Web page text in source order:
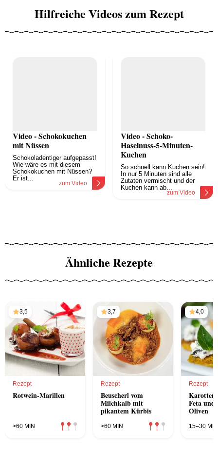
Hilfreiche Videos zum Rezept
Video - Schokokuchen
mit Nüssen
Schokoladentiger aufgepasst!
Wie wäre es mit diesem
Schokokuchen mit Nüssen?
Er ist...
zum Video
Video - Schoko-
Haselnuss-5-Minuten-
Kuchen
So schnell kann Kuchen sein!
In nur 5 Minuten sind alle
Zutaten vermischt und der
Kuchen kann ab...
zum Video
Ähnliche Rezepte
3,5
Rezept
Rotwein-Marillen
>60 MIN
3,7
Rezept
Beuscherl vom
Milchkalb mit
pikantem Kürbis
>60 MIN
4,0
Rezept
Feta und
Oliven
15–30 MIN